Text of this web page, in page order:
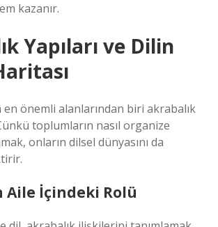
kazanır.
Yapıları ve Dilin
önemli alanlarından biri akrabalık
toplumların nasıl organize
onların dilsel dünyasını da
Aile İçindeki Rolü